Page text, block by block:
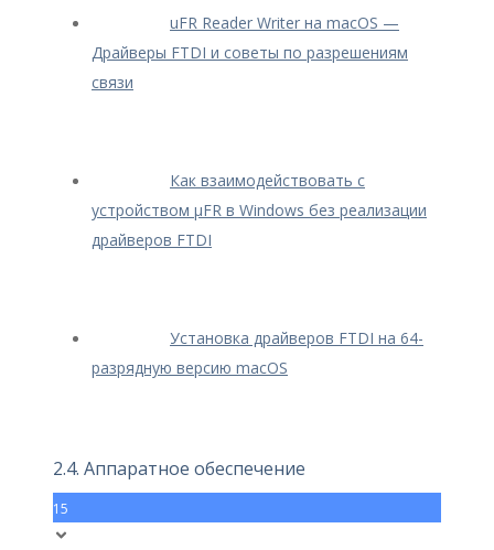
uFR Reader Writer на macOS —
Драйверы FTDI и советы по разрешениям
связи
Как взаимодействовать с
устройством μFR в Windows без реализации
драйверов FTDI
Установка драйверов FTDI на 64-
разрядную версию macOS
2.4. Аппаратное обеспечение
15